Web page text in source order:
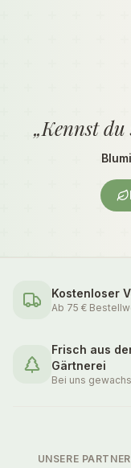
„Kennst du
Kostenloser
Ab 75 €
Frisch aus
Gärtnerei
Bei uns
UNSERE